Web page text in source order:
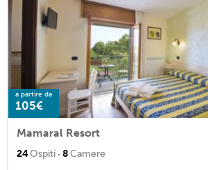
a partire da
105€
Mamaral Resort
24Ospiti · 8Camere